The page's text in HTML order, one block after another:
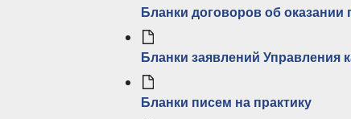
Бланки договоров об
Бланки заявлений Управления
Бланки писем на практику